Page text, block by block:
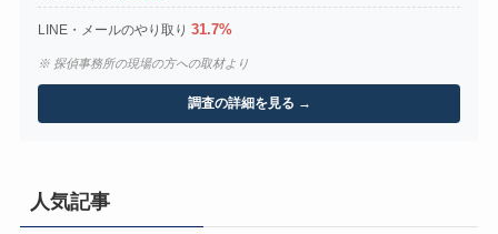
LINE・メールのやり取り 31.7%
※ 探偵事務所の現場の方への取材より
調査の詳細を見る →
人気記事